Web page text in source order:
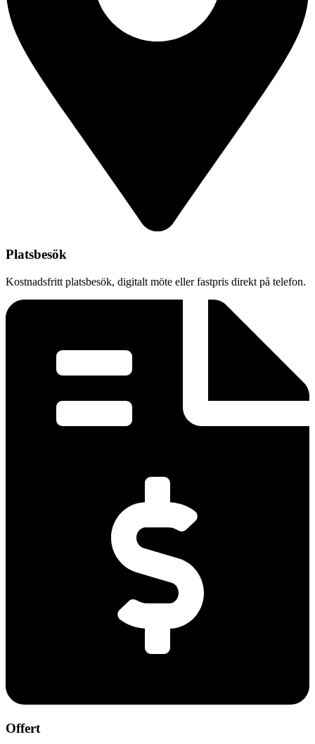
Platsbesök
Kostnadsfritt platsbesök, digitalt möte eller fastpris direkt på telefon.
Offert